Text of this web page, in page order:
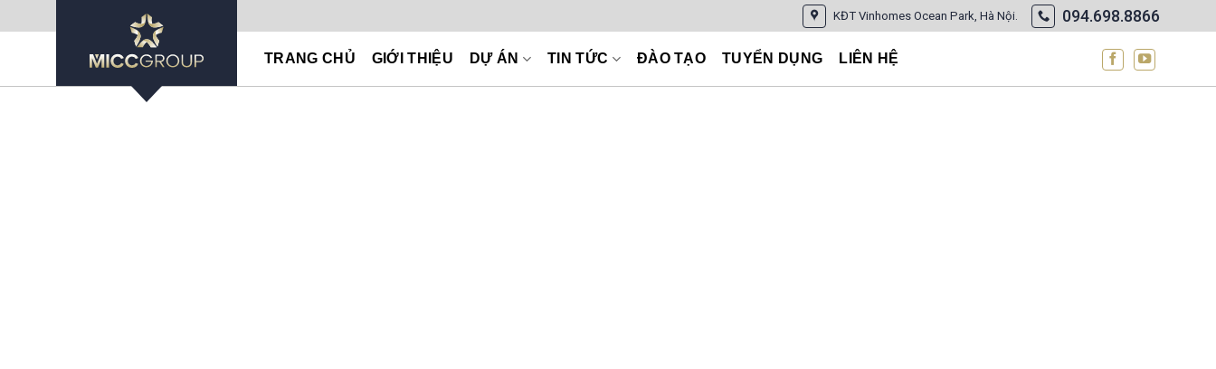
KĐT Vinhomes Ocean Park, Hà Nội. 094.698.8866
TRANG CHỦ GIỚI THIỆU DỰ ÁN TIN TỨC ĐÀO TẠO TUYỂN DỤNG LIÊN HỆ